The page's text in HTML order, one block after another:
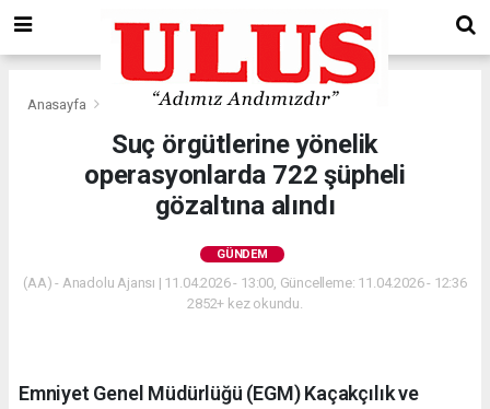
Anasayfa Gündem
Suç örgütlerine yönelik
operasyonlarda 722 şüpheli
gözaltına alındı
GÜNDEM
(AA) - Anadolu Ajansı | 11.04.2026 - 13:00, Güncelleme: 11.04.2026 - 12:36
2852+ kez okundu.
Emniyet Genel Müdürlüğü (EGM) Kaçakçılık ve